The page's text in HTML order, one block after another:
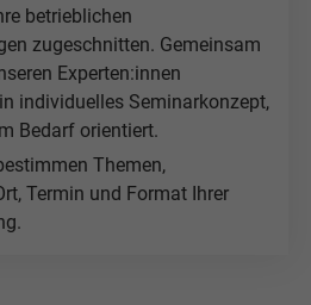
betrieblichen
zugeschnitten. Gemeinsam
Experten:innen
individuelles Seminarkonzept,
Bedarf orientiert.
Themen,
Termin und Format Ihrer